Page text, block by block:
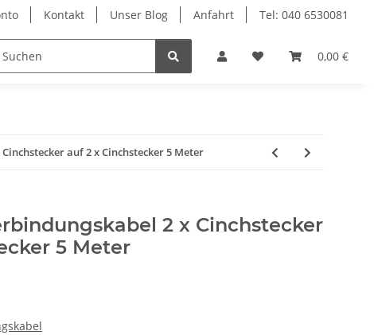
Kontakt Unser Blog Anfahrt Tel: 040 6530081
0,00 €
Ersatzteile Retouren-Shop
auf 2 x Cinchstecker 5 Meter
2 x Cinchstecker
5 Meter